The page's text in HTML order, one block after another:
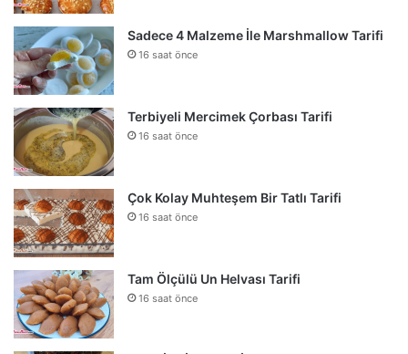
Sadece 4 Malzeme İle Marshmallow Tarifi
16 saat önce
Terbiyeli Mercimek Çorbası Tarifi
16 saat önce
Çok Kolay Muhteşem Bir Tatlı Tarifi
16 saat önce
Tam Ölçülü Un Helvası Tarifi
16 saat önce